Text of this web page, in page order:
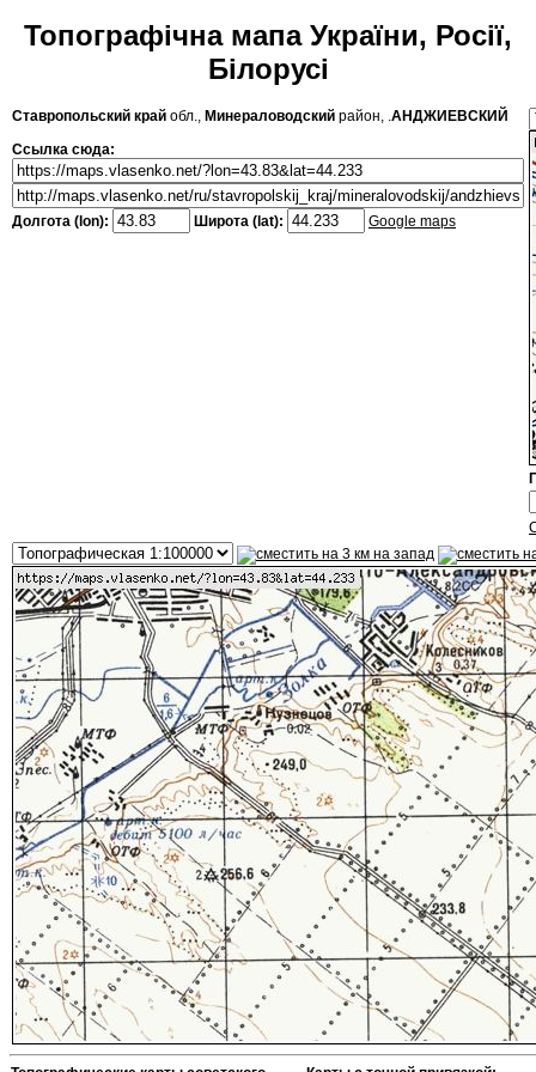
Топографічна мапа України, Росії,
Білорусі
Ставропольский край обл., Минераловодский район, .АНДЖИЕВСКИЙ
Ссылка сюда:
Долгота (lon): Широта (lat): Google maps